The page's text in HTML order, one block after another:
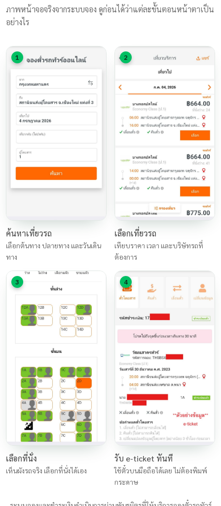
ภาพหน้าจอจริงจากระบบจอง ดูก่อนได้ว่าแต่ละขั้นตอนหน้าตาเป็น
อย่างไร
1
ค้นหาเที่ยวรถ
2
เลือกเที่ยวรถ
เทียบราคา เวลา และบริษัทรถที่
3
เลือกที่นั่ง
4
รับ e-ticket ทันที